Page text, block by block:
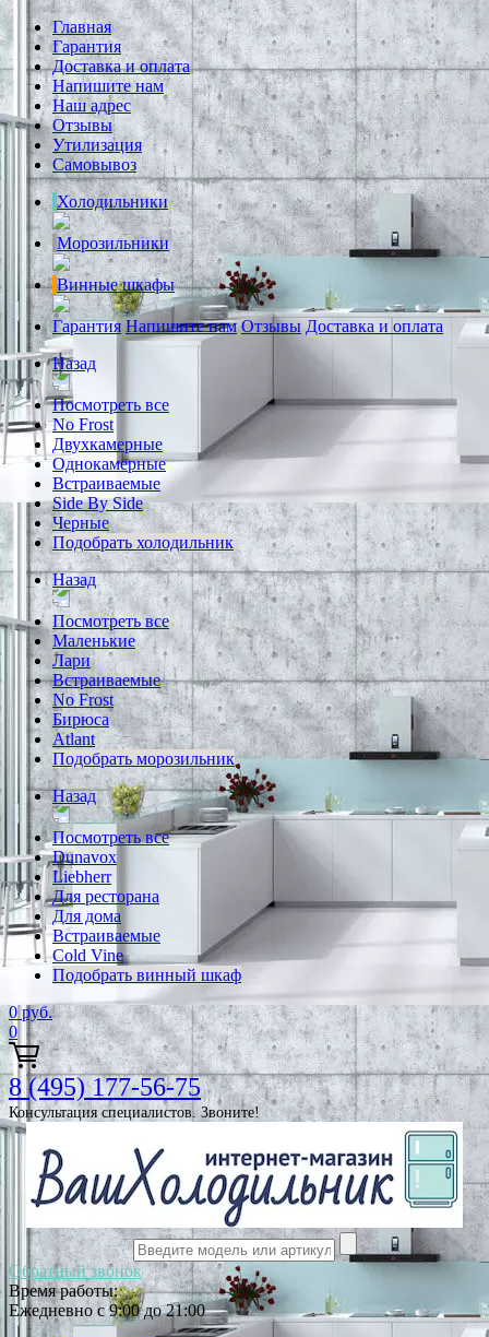
Главная
Гарантия
Доставка и оплата
Напишите нам
Наш адрес
Отзывы
Утилизация
Самовывоз
Холодильники
Морозильники
Винные шкафы
Гарантия Напишите нам Отзывы Доставка и оплата
Назад
Посмотреть все
No Frost
Двухкамерные
Однокамерные
Встраиваемые
Side By Side
Черные
Подобрать холодильник
Назад
Посмотреть все
Маленькие
Лари
Встраиваемые
No Frost
Бирюса
Atlant
Подобрать морозильник
Назад
Посмотреть все
Dunavox
Liebherr
Для ресторана
Для дома
Встраиваемые
Cold Vine
Подобрать винный шкаф
0 руб.
0
8 (495) 177-56-75
Консультация специалистов. Звоните!
Обратный звонок
Время работы:
Ежедневно с 9:00 до 21:00